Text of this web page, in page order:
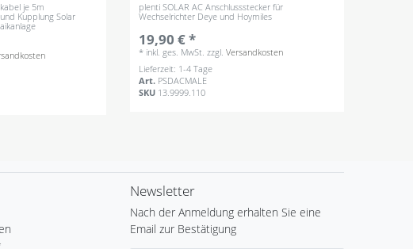
je 5m
Kupplung Solar
plenti SOLAR AC Anschlussstecker für
Wechselrichter Deye und Hoymiles
19,90 € *
* inkl. ges. MwSt. zzgl.Versandkosten
Lieferzeit: 1-4 Tage
Art. PSDACMALE
SKU 13.9999.110
Newsletter
Nach der Anmeldung erhalten Sie eine
Email zur Bestätigung